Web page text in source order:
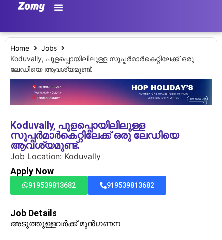
Home
Jobs
Koduvally, പൂളപ്പൊയിലിലുള്ള സൂപ്പർമാർകെറ്റിലേക്ക് ഒരു
ലേഡിയെ ആവശ്യമുണ്ട്.
Koduvally, പൂളപ്പൊയിലിലുള്ള
സൂപ്പർമാർകെറ്റിലേക്ക് ഒരു ലേഡിയെ
ആവശ്യമുണ്ട്.
Job Location: Koduvally
Apply Now
919539813682 919539813682
Job Details
അടുത്തുള്ളവർക്ക് മുൻഗണന